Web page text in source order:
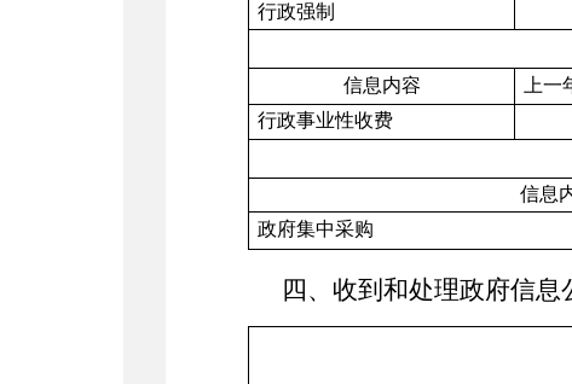
行政强制
信息内容
上
行政事业性收费
信息
政府集中采购
四、收到和处理政府信息